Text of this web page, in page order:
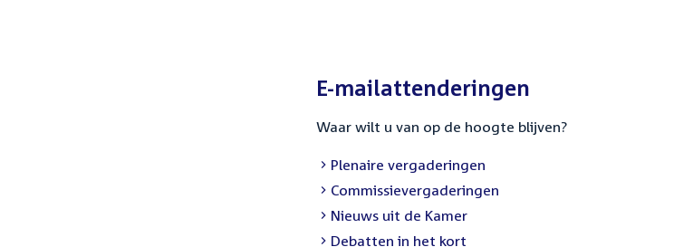
E-mailattenderingen
Waar wilt u van op de hoogte blijven?
External
link:
Plenaire vergaderingen
External
link:
Commissievergaderingen
External
link:
Nieuws uit de Kamer
External
Debatten in het kort